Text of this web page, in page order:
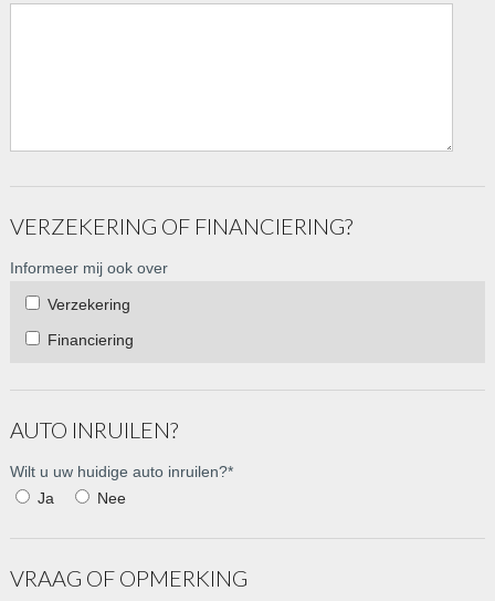
VERZEKERING OF FINANCIERING?
Informeer mij ook over
Verzekering
Financiering
AUTO INRUILEN?
Wilt u uw huidige auto inruilen?*
Ja
Nee
VRAAG OF OPMERKING